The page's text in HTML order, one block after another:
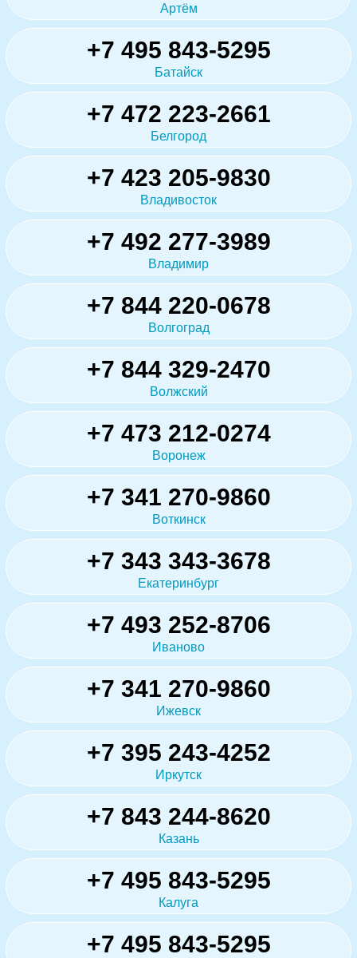
Артём
+7 495 843-5295
Батайск
+7 472 223-2661
Белгород
+7 423 205-9830
Владивосток
+7 492 277-3989
Владимир
+7 844 220-0678
Волгоград
+7 844 329-2470
Волжский
+7 473 212-0274
Воронеж
+7 341 270-9860
Воткинск
+7 343 343-3678
Екатеринбург
+7 493 252-8706
Иваново
+7 341 270-9860
Ижевск
+7 395 243-4252
Иркутск
+7 843 244-8620
Казань
+7 495 843-5295
Калуга
+7 495 843-5295